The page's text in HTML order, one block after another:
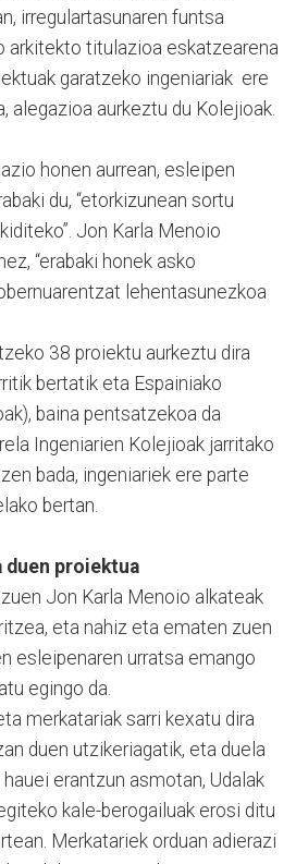
irregulartasunaren funtsa
arkitekto titulazioa eskatzearena
garatzeko ingeniariak ere
alegazioa aurkeztu du Kolejioak.
honen aurrean, esleipen
du, “etorkizunean sortu
Jon Karla Menoio
“erabaki honek asko
lehentasunezkoa
38 proiektu aurkeztu dira
bertatik eta Espainiako
baina pentsatzekoa da
Ingeniarien Kolejioak jarritako
bada, ingeniariek ere parte
bertan.
duen proiektua
Jon Karla Menoio alkateak
eta nahiz eta ematen zuen
esleipenaren urratsa emango
egingo da.
merkatariak sarri kexatu dira
duen utzikeriagatik, eta duela
erantzun asmotan, Udalak
kale-berogailuak erosi ditu
Merkatariek orduan adierazi